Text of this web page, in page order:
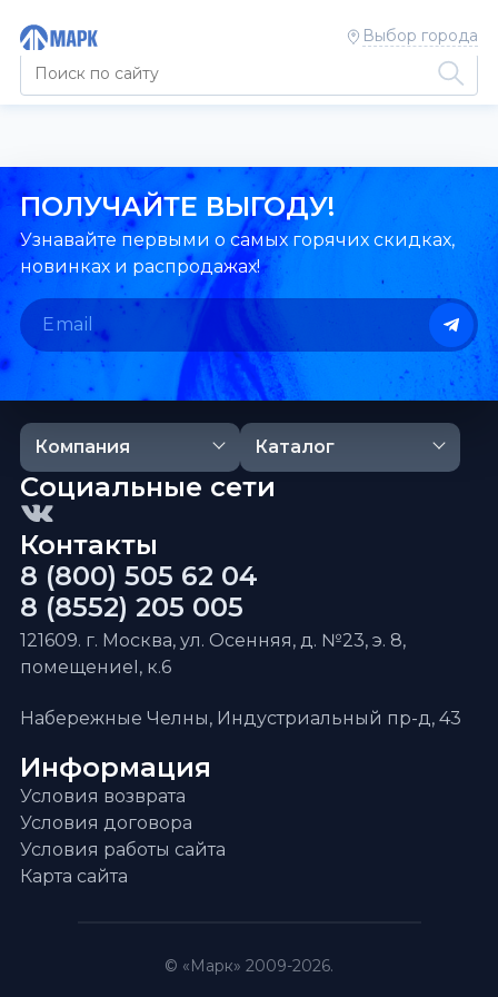
Выбор города
ПОЛУЧАЙТЕ ВЫГОДУ!
Узнавайте первыми о самых горячих скидках,
новинках и распродажах!
Компания Каталог
Информация
Условия возврата
Условия договора
Условия работы сайта
Карта сайта
Контакты
8 (800) 505 62 04
8 (8552) 205 005
121609. г. Москва, ул. Осенняя, д. №23, э. 8,
помещениеI, к.6
Набережные Челны, Индустриальный пр-д, 43
Социальные сети
© «Марк» 2009-2026.